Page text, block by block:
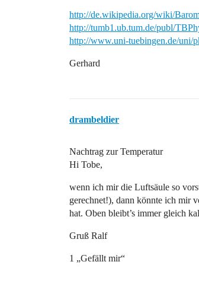
http://de.wikipedia.org/wiki/
http://tumb1.ub.tum.de/publ/
http://www.uni-tuebingen.de/
Gerhard
drambeldier
Nachtrag zur Temperatur
Hi Tobe,
wenn ich mir die Luftsäule so
gerechnet!), dann könnte ich mir
hat. Oben bleibt’s immer gleich
Gruß Ralf
1 „Gefällt mir“